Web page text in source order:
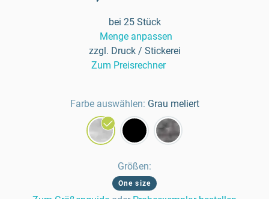
bei 25 Stück
Menge anpassen
zzgl. Druck / Stickerei
Zum Preisrechner
Farbe auswählen: Grau meliert
Größen:
One size